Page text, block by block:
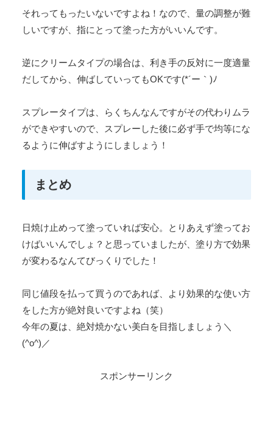
それってもったいないですよね！なので、量の調整が難
しいですが、指にとって塗った方がいいんです。
逆にクリームタイプの場合は、利き手の反対に一度適量
だしてから、伸ばしていってもOKです(*´ー｀)ﾉ
スプレータイプは、らくちんなんですがその代わりムラ
ができやすいので、スプレーした後に必ず手で均等にな
るように伸ばすようにしましょう！
まとめ
日焼け止めって塗っていれば安心。とりあえず塗ってお
けばいいんでしょ？と思っていましたが、塗り方で効果
が変わるなんてびっくりでした！
同じ値段を払って買うのであれば、より効果的な使い方
をした方が絶対良いですよね（笑）
今年の夏は、絶対焼かない美白を目指しましょう＼
(^o^)／
スポンサーリンク